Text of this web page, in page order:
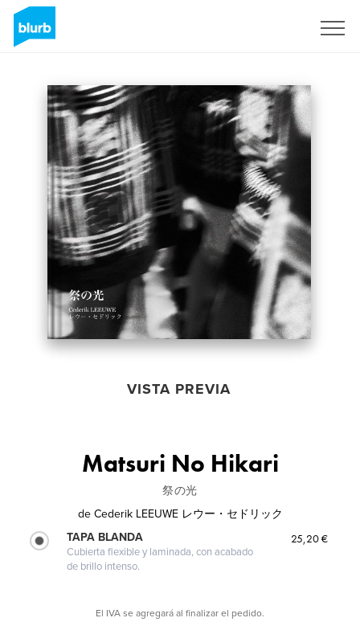
VISTA PREVIA
Matsuri No Hikari
祭の光
de Cederik LEEUWE レウー・セドリック
TAPA BLANDA
Cubierta flexible y laminada, con acabado
de brillo intenso.
25,20 €
El IVA se agregará al finalizar el pedido.